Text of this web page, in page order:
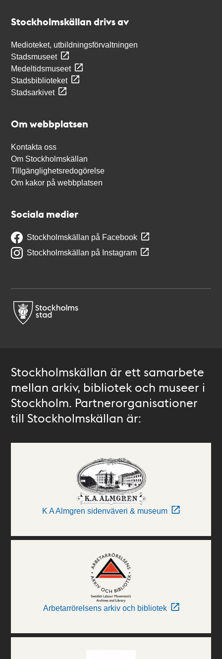
Stockholmskällan drivs av
Medioteket, utbildningsförvaltningen
Stadsmuseet
Medeltidsmuseet
Stadsbiblioteket
Stadsarkivet
Om webbplatsen
Kontakta oss
Om Stockholmskällan
Tillgänglighetsredogörelse
Om kakor på webbplatsen
Sociala medier
Stockholmskällan på Facebook
Stockholmskällan på Instagram
Stockholmskällan är ett samarbete
mellan arkiv, bibliotek och museer i
Stockholm. Partnerorganisationer
till Stockholmskällan är:
K A Almgren sidenväveri & museum
Arbetarrörelsens arkiv och bibliotek